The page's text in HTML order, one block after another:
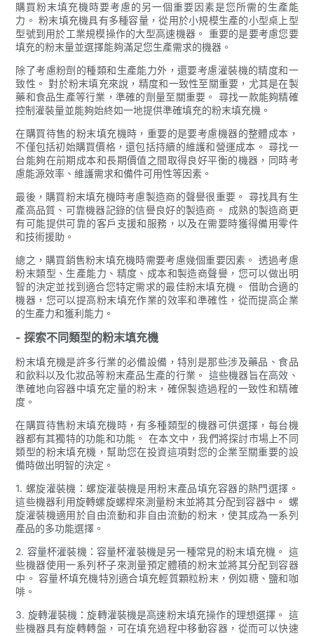
購買粉末填充機時要考慮的另一個重要因素是您所需的生產能
力。 粉末填充機具有多種容量，從用於小規模生產的小型桌上型
型號到用於工業規模操作的大型高速機器。 重要的是要考慮您要
填充的粉末量並選擇能夠滿足您生產需求的機器。
除了考慮粉劑的種類和生產能力外，還要考慮灌裝機的精度和一
致性。 對於粉末填充來說，精度和一致性至關重要，尤其是在製
藥和食品生產等行業，準確的劑量至關重要。 尋找一款能夠精確
控制灌裝量並能夠始終如一地提供準確填充的粉末填充機。
在購買待售的粉末填充機時，重要的是要考慮機器的整體成本，
不僅包括初始購買價格，還包括持續的維護和營運成本。 尋找一
台能夠在前期成本和長期價值之間取得良好平衡的機器，同時考
慮能源效率、維護需求和備件可用性等因素。
最後，購買粉末填充機時考慮製造商的聲譽很重要。 尋找具有生
產高品質、可靠機器記錄的信譽良好的製造商。 成熟的製造商更
有可能提供可靠的客戶支援和服務，以及在需要時獲得備用零件
和技術援助。
總之，購買銷售粉末填充機時需要考慮幾個重要因素。 透過考慮
粉末類型、生產能力、精度、成本和製造商聲譽，您可以做出明
智的決定並找到適合您特定需求的最佳粉末填充機。 借助合適的
機器，您可以提高粉末填充作業的效率和準確性，從而提高企業
的生產力和獲利能力。
- 探索不同類型的粉末填充機
粉末填充機是許多行業的必備設備，特別是那些涉及藥品、食品
和飲料以及化妝品等粉末產品生產的行業。 這些機器旨在高效、
準確地向容器中填充定量的粉末，確保製造過程的一致性和精確
度。
在購買待售粉末填充機時，有多種類型的機器可供選擇，每台機
器都有其獨特的功能和功能。 在本文中，我們將探討市場上不同
類型的粉末填充機，幫助您在投資這項對您的企業至關重要的設
備時做出明智的決定。
1. 螺旋灌裝機：螺旋灌裝機是用粉末產品填充容器的熱門選擇。
這些機器利用旋轉螺旋螺桿來測量粉末並將其分配到容器中。 螺
旋灌裝機適用於自由流動和非自由流動的粉末，使其成為一系列
產品的多功能選擇。
2. 容量杯灌裝機：容量杯灌裝機是另一種常見的粉末填充機。 這
些機器使用一系列杯子來測量預定體積的粉末並將其分配到容器
中。 容量杯填充機特別適合填充輕質顆粒粉末，例如糖、鹽和咖
啡。
3. 旋轉灌裝機：旋轉灌裝機是高速粉末填充操作的理想選擇。 這
些機器具有旋轉轉盤，可在填充過程中移動容器，從而可以快速